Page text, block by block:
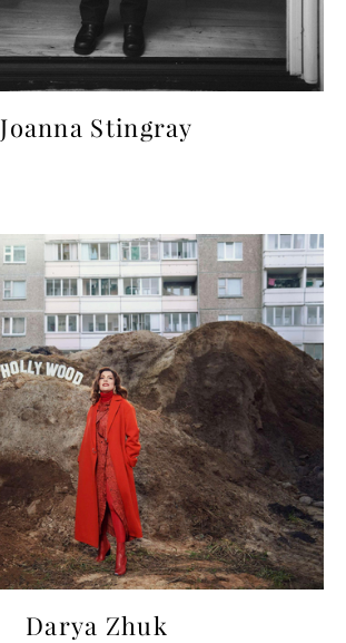
Joanna Stingray
Darya Zhuk